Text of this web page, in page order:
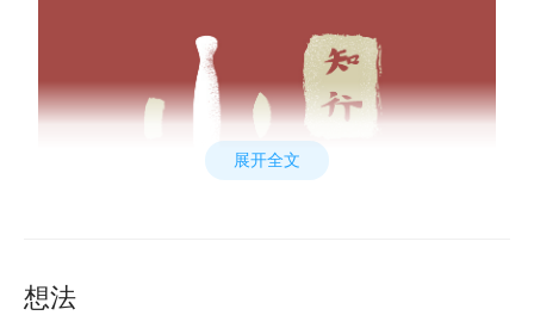
加入我们
展开全文
想法